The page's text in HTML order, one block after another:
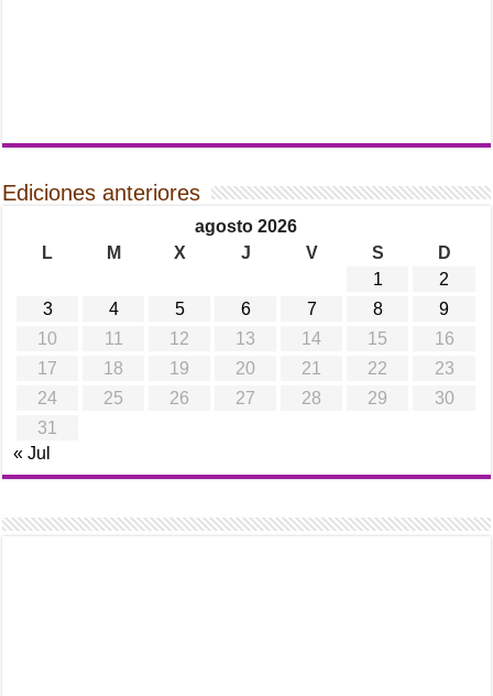
Ediciones anteriores
agosto 2026
L
M X J V S
D
1
2
3
4 5 6 7 8
9
10
11 12 13 14 15
16
17
18 19 20 21 22
23
24
25 26 27 28 29
30
31
« Jul